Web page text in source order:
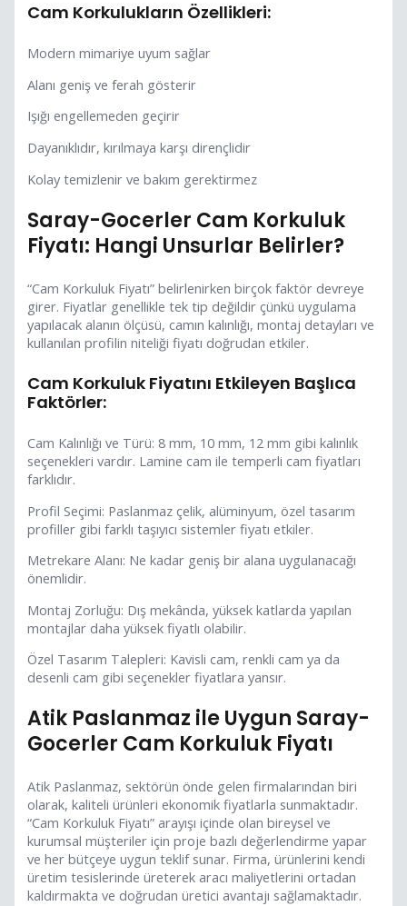
Cam Korkulukların Özellikleri:
Modern mimariye uyum sağlar
Alanı geniş ve ferah gösterir
Işığı engellemeden geçirir
Dayanıklıdır, kırılmaya karşı dirençlidir
Kolay temizlenir ve bakım gerektirmez
Saray-Gocerler Cam Korkuluk
Fiyatı: Hangi Unsurlar Belirler?
“Cam Korkuluk Fiyatı” belirlenirken birçok faktör devreye
girer. Fiyatlar genellikle tek tip değildir çünkü uygulama
yapılacak alanın ölçüsü, camın kalınlığı, montaj detayları ve
kullanılan profilin niteliği fiyatı doğrudan etkiler.
Cam Korkuluk Fiyatını Etkileyen Başlıca
Faktörler:
Cam Kalınlığı ve Türü: 8 mm, 10 mm, 12 mm gibi kalınlık
seçenekleri vardır. Lamine cam ile temperli cam fiyatları
farklıdır.
Profil Seçimi: Paslanmaz çelik, alüminyum, özel tasarım
profiller gibi farklı taşıyıcı sistemler fiyatı etkiler.
Metrekare Alanı: Ne kadar geniş bir alana uygulanacağı
önemlidir.
Montaj Zorluğu: Dış mekânda, yüksek katlarda yapılan
montajlar daha yüksek fiyatlı olabilir.
Özel Tasarım Talepleri: Kavisli cam, renkli cam ya da
desenli cam gibi seçenekler fiyatlara yansır.
Atik Paslanmaz ile Uygun Saray-
Gocerler Cam Korkuluk Fiyatı
Atik Paslanmaz, sektörün önde gelen firmalarından biri
olarak, kaliteli ürünleri ekonomik fiyatlarla sunmaktadır.
“Cam Korkuluk Fiyatı” arayışı içinde olan bireysel ve
kurumsal müşteriler için proje bazlı değerlendirme yapar
ve her bütçeye uygun teklif sunar. Firma, ürünlerini kendi
üretim tesislerinde üreterek aracı maliyetlerini ortadan
kaldırmakta ve doğrudan üretici avantajı sağlamaktadır.